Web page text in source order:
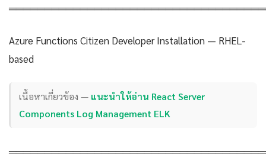
Azure Functions Citizen Developer Installation — RHEL-
based
เนื้อหาเกี่ยวข้อง — แนะนำให้อ่าน React Server
Components Log Management ELK